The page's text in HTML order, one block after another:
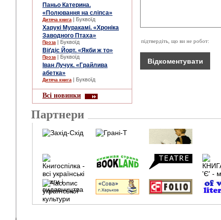
Паньо Катерина.
«Полювання на сліпса»
Дитяча книга | Буквоїд
Харукі Муракамі. «Хроніка
Заводного Птаха»
Проза | Буквоїд
Віґдіс Йорт. «Якби ж то»
Проза | Буквоїд
Іван Лучук. «Грайлива
абетка»
Дитяча книга | Буквоїд
Всі новинки
підтвердіть, що ви не робот:
Партнери